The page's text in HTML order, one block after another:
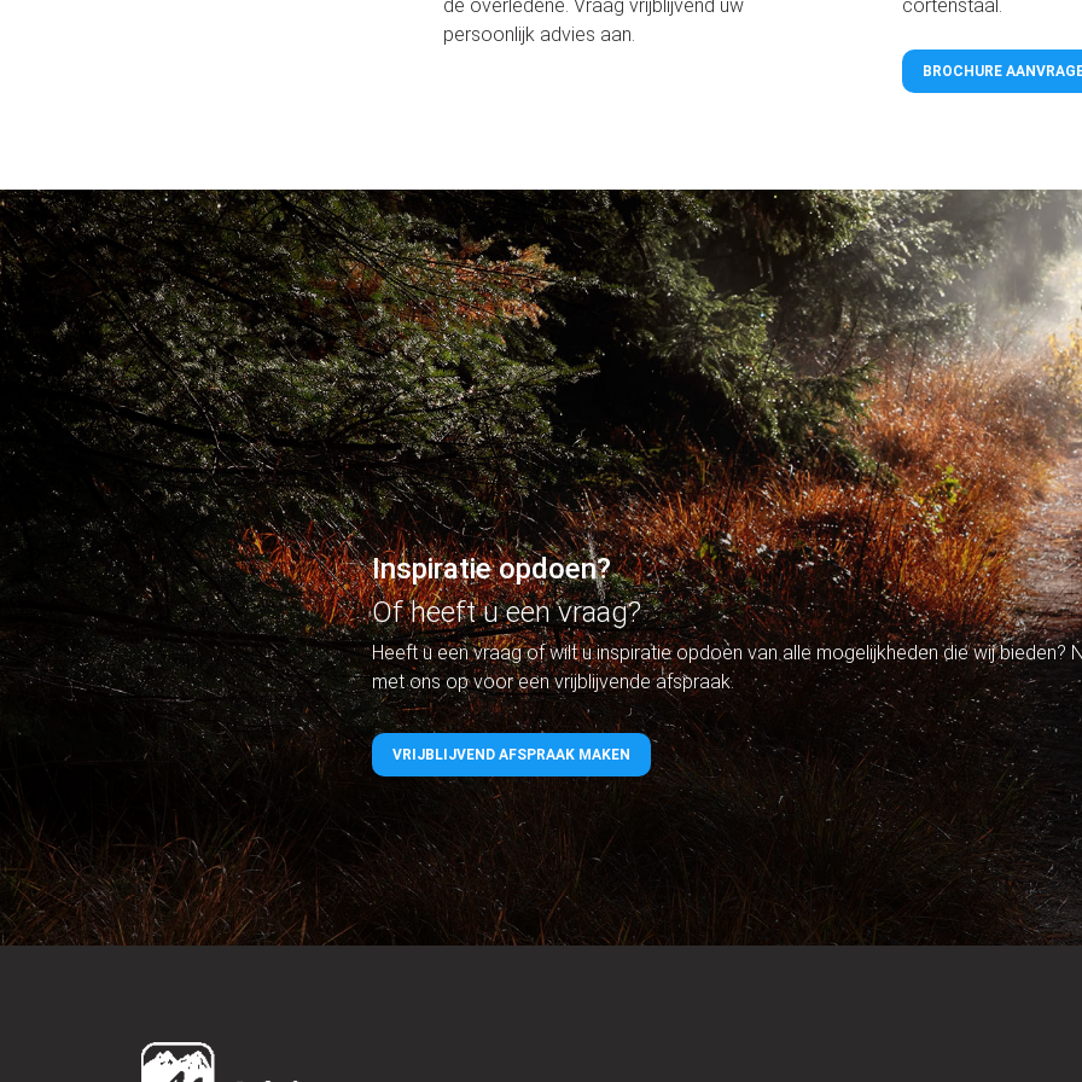
de overledene. Vraag vrijblijvend uw
persoonlijk advies aan.
cortenstaal.
BROCHURE
Inspiratie opdoen?
Of heeft u een vraag?
Heeft u een vraag of wilt u inspiratie opdoen van alle mogelijkheden die wij bieden?
met ons op voor een vrijblijvende afspraak.
VRIJBLIJVEND AFSPRAAK MAKEN